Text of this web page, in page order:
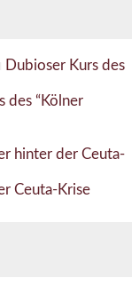
Dubioser Kurs des
des “Kölner
hinter der Ceuta-
Ceuta-Krise